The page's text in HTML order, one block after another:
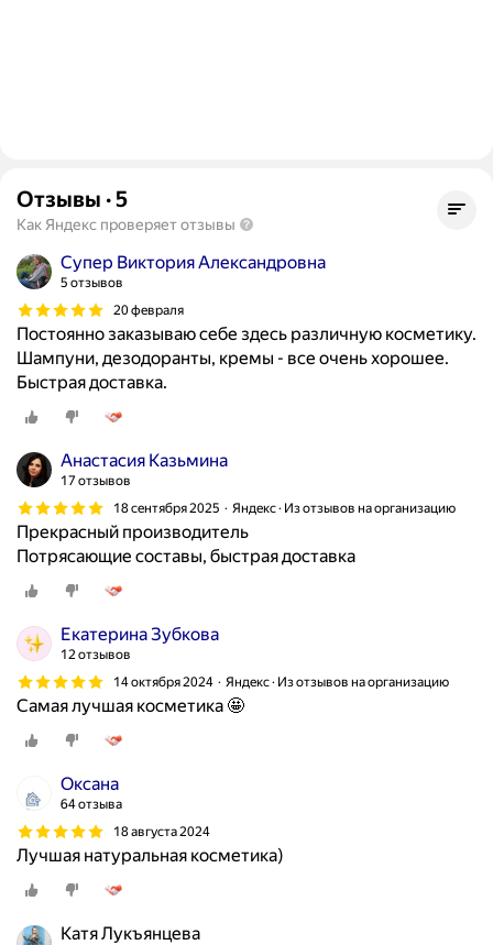
Отзывы ·5
Как Яндекс проверяет отзывы
Супер Виктория Александровна
5 отзывов
20 февраля
Постоянно заказываю себе здесь различную косметику.
Шампуни, дезодоранты, кремы - все очень хорошее.
Быстрая доставка.
Анастасия Казьмина
17 отзывов
18 сентября 2025
Яндекс · Из отзывов на организацию
Прекрасный производитель
Потрясающие составы, быстрая доставка
Екатерина Зубкова
12 отзывов
14 октября 2024
Яндекс · Из отзывов на организацию
Самая лучшая косметика 🤩
Оксана
64 отзыва
18 августа 2024
Лучшая натуральная косметика)
Катя Лукъянцева